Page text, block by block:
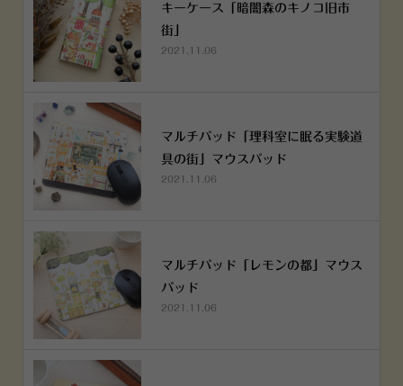
キーケース「暗闇森のキノコ旧市
街」
2021.11.06
マルチパッド「理科室に眠る実験道
具の街」マウスパッド
2021.11.06
マルチパッド「レモンの都」マウス
パッド
2021.11.06